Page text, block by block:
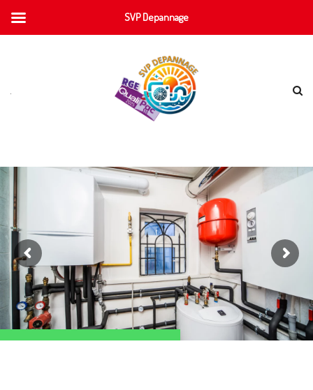
SVP Depannage